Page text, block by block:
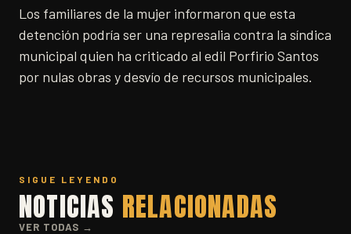
Los familiares de la mujer informaron que esta
detención podría ser una represalia contra la síndica
municipal quien ha criticado al edil Porfirio Santos
por nulas obras y desvío de recursos municipales.
SIGUE LEYENDO
NOTICIAS RELACIONADAS
VER TODAS →